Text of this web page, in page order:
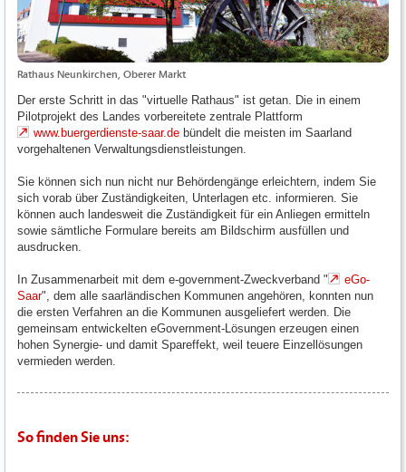
Rathaus Neunkirchen, Oberer Markt
Der erste Schritt in das "virtuelle Rathaus" ist getan. Die in einem
Pilotprojekt des Landes vorbereitete zentrale Plattform
www.buergerdienste-saar.de bündelt die meisten im Saarland
vorgehaltenen Verwaltungsdienstleistungen.
Sie können sich nun nicht nur Behördengänge erleichtern, indem Sie
sich vorab über Zuständigkeiten, Unterlagen etc. informieren. Sie
können auch landesweit die Zuständigkeit für ein Anliegen ermitteln
sowie sämtliche Formulare bereits am Bildschirm ausfüllen und
ausdrucken.
In Zusammenarbeit mit dem e-government-Zweckverband "
eGo-
Saar", dem alle saarländischen Kommunen angehören, konnten nun
die ersten Verfahren an die Kommunen ausgeliefert werden. Die
gemeinsam entwickelten eGovernment-Lösungen erzeugen einen
hohen Synergie- und damit Spareffekt, weil teuere Einzellösungen
vermieden werden.
So finden Sie uns: